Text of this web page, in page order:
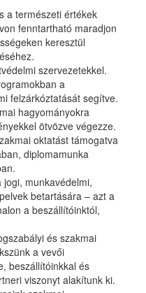
a természeti értékek
fenntartható maradjon
keresztül
szervezetekkel.
a
felzárkóztatását segítve.
hagyományokra
ötvözve végezze.
oktatást támogatva
diplomamunka
munkavédelmi,
betartására – azt a
a beszállítóinktól,
és szakmai
a vevői
beszállítóinkkal és
viszonyt alakítunk ki.